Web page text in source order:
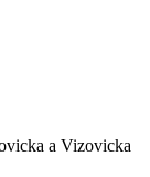
a Vizovicka